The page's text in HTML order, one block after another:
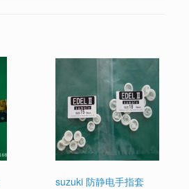
suzuki 防静电手指套